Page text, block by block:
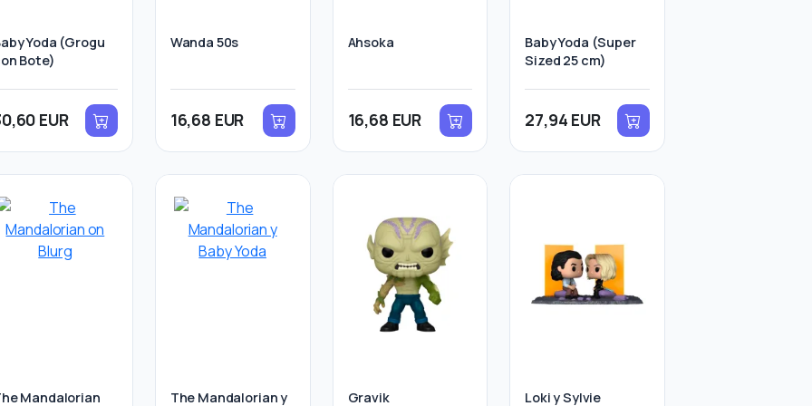
Yoda (Grogu
Bote)
EUR
Wanda 50s
16,68 EUR
Ahsoka
16,68 EUR
Baby Yoda (Super
Sized 25 cm)
27,94 EUR
Mandalorian The Mandalorian y Gravik Loki y Sylvie